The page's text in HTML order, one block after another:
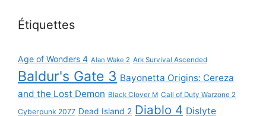
Étiquettes
Age of Wonders 4 Alan Wake 2 Ark Survival Ascended
Baldur's Gate 3 Bayonetta Origins: Cereza
and the Lost Demon Black Clover M Call of Duty Warzone 2
Cyberpunk 2077 Dead Island 2 Diablo 4 Dislyte